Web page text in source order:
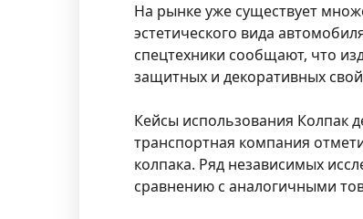
На рынке уже существует
эстетического вида
спецтехники сообщают, что
защитных и декоративных
Кейсы использования Колпак
транспортная компания
колпака. Ряд независимых
сравнению с аналогичными